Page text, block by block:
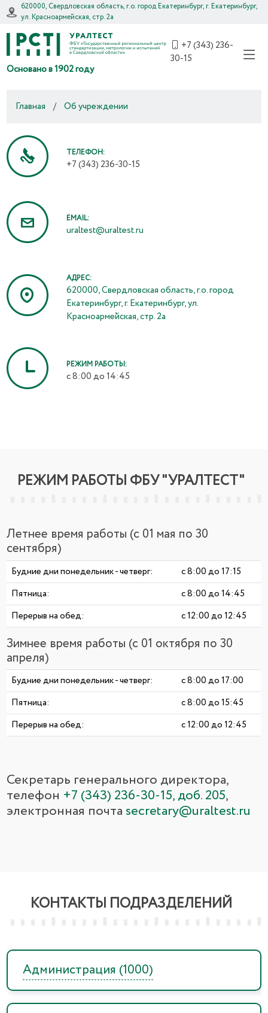
620000, Свердловская область, г.о. город Екатеринбург, г. Екатеринбург,
ул. Красноармейская, стр. 2а
Основано в 1902 году
+7 (343) 236-
30-15
Главная / Об учреждении
ТЕЛЕФОН:
+7 (343) 236-30-15
EMAIL:
uraltest@uraltest.ru
АДРЕС:
620000, Свердловская область, г.о. город
Екатеринбург, г. Екатеринбург, ул.
Красноармейская, стр. 2а
РЕЖИМ РАБОТЫ:
с 8:00 до 14:45
РЕЖИМ РАБОТЫ ФБУ "УРАЛТЕСТ"
Летнее время работы (с 01 мая по 30
сентября)
Будние дни понедельник - четверг:
с 8:00 до 17:15
Пятница:
с 8:00 до 14:45
Перерыв на обед:
с 12:00 до 12:45
Зимнее время работы (с 01 октября по 30
апреля)
Будние дни понедельник - четверг:
с 8:00 до 17:00
Пятница:
с 8:00 до 15:45
Перерыв на обед:
с 12:00 до 12:45
Секретарь генерального директора,
телефон +7 (343) 236-30-15, доб. 205,
электронная почта secretary@uraltest.ru
КОНТАКТЫ ПОДРАЗДЕЛЕНИЙ
Администрация (1000)